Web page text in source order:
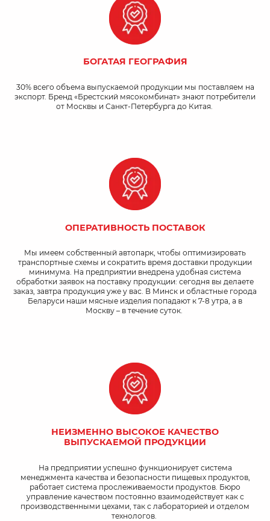
БОГАТАЯ ГЕОГРАФИЯ
30% всего объема выпускаемой продукции мы поставляем на
экспорт. Бренд «Брестский мясокомбинат» знают потребители
от Москвы и Санкт-Петербурга до Китая.
ОПЕРАТИВНОСТЬ ПОСТАВОК
Мы имеем собственный автопарк, чтобы оптимизировать
транспортные схемы и сократить время доставки продукции
минимума. На предприятии внедрена удобная система
обработки заявок на поставку продукции: сегодня вы делаете
заказ, завтра продукция уже у вас. В Минск и областные города
Беларуси наши мясные изделия попадают к 7-8 утра, а в
Москву – в течение суток.
НЕИЗМЕННО ВЫСОКОЕ КАЧЕСТВО
ВЫПУСКАЕМОЙ ПРОДУКЦИИ
На предприятии успешно функционирует система
менеджмента качества и безопасности пищевых продуктов,
работает система прослеживаемости продуктов. Бюро
управление качеством постоянно взаимодействует как с
производственными цехами, так с лабораторией и отделом
технологов.